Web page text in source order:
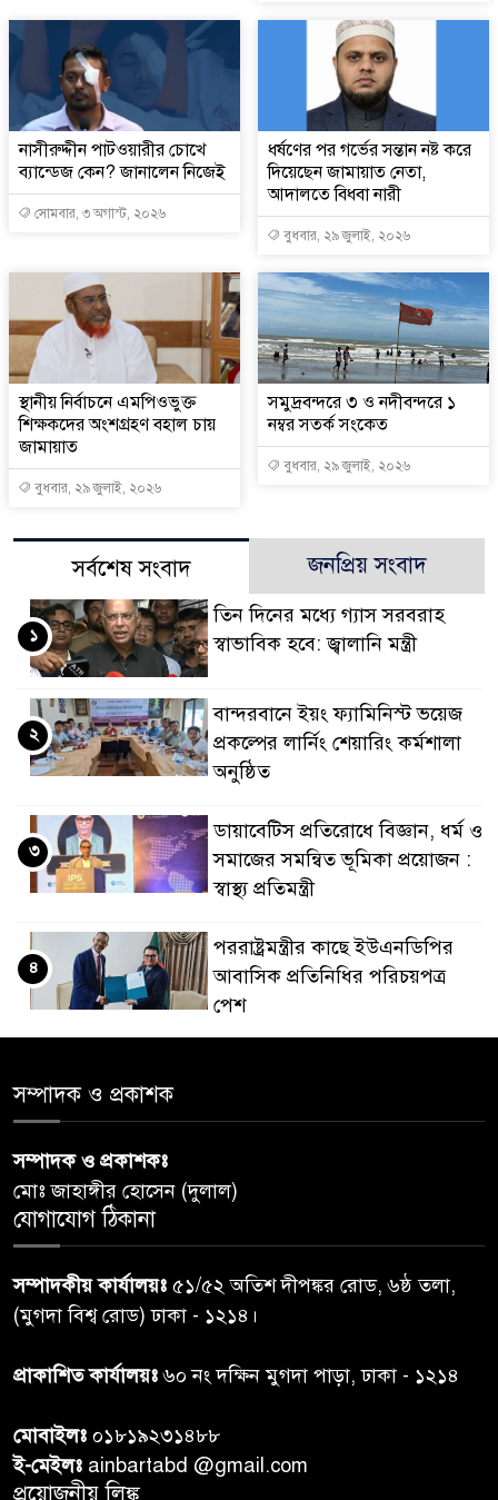
নাসীরুদ্দীন পাটওয়ারীর চোখে
ব্যান্ডেজ কেন? জানালেন নিজেই
সোমবার, ৩ অগাস্ট, ২০২৬
ধর্ষণের পর গর্ভের সন্তান নষ্ট করে
দিয়েছেন জামায়াত নেতা,
আদালতে বিধবা নারী
বুধবার, ২৯ জুলাই, ২০২৬
স্থানীয় নির্বাচনে এমপিওভুক্ত
শিক্ষকদের অংশগ্রহণ বহাল চায়
জামায়াত
বুধবার, ২৯ জুলাই, ২০২৬
সমুদ্রবন্দরে ৩ ও নদীবন্দরে ১
নম্বর সতর্ক সংকেত
বুধবার, ২৯ জুলাই, ২০২৬
সর্বশেষ সংবাদ জনপ্রিয় সংবাদ
তিন দিনের মধ্যে গ্যাস সরবরাহ
স্বাভাবিক হবে: জ্বালানি মন্ত্রী
১
বান্দরবানে ইয়ং ফ্যামিনিস্ট ভয়েজ
প্রকল্পের লার্নিং শেয়ারিং কর্মশালা
অনুষ্ঠিত
২
ডায়াবেটিস প্রতিরোধে বিজ্ঞান, ধর্ম ও
সমাজের সমন্বিত ভূমিকা প্রয়োজন :
স্বাস্থ্য প্রতিমন্ত্রী
৩
পররাষ্ট্রমন্ত্রীর কা‌ছে ইউএনডিপির
আবাসিক প্রতিনিধির পরিচয়পত্র
পেশ
৪
৫
ঝড়বৃষ্টির পূর্বাভাস
৬
অনুশ্রীর, মিলল হারমোনিয়াম
উপহার
৭
২০ আগস্ট রাষ্ট্রপতি নির্বাচন,
বান্দরবান বিজিবি সেক্টর সদর দপ্তর
সম্পাদক ও প্রকাশক
সম্পাদক ও প্রকাশকঃ
মোঃ জাহাঙ্গীর হোসেন (দুলাল)
যোগাযোগ ঠিকানা
সম্পাদকীয় কার্যালয়ঃ ৫১/৫২ অতিশ দীপঙ্কর রোড, ৬ষ্ঠ তলা,
(মুগদা বিশ্ব রোড) ঢাকা - ১২১৪।
প্রাকাশিত কার্যালয়ঃ৬০ নং দক্ষিন মুগদা পাড়া, ঢাকা - ১২১৪
মোবাইলঃ ০১৮১৯২৩১৪৮৮
ই-মেইলঃ ainbartabd @gmail.com
প্রয়োজনীয় লিঙ্ক